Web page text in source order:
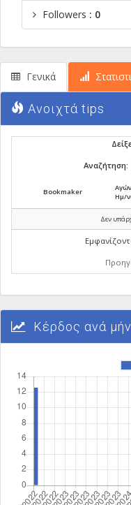
Followers : 0
Γενικά
Ανοιχτά tips
Αναζήτηση:
Bookmaker
Ημ/
Δεν
Κέρδος ανά